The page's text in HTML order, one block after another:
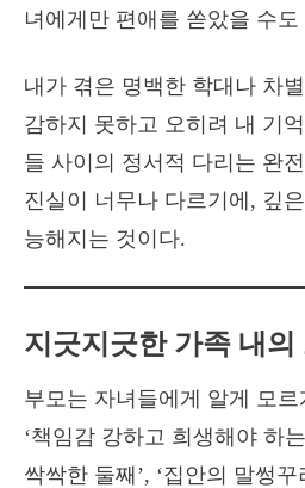
녀에게만 편애를 쏟았을 수도
내가 겪은 명백한 학대나 차
감하지 못하고 오히려 내 기
들 사이의 정서적 다리는 완
진실이 너무나 다르기에, 깊
능해지는 것이다.
지긋지긋한 가족 내
부모는 자녀들에게 알게 모
‘책임감 강하고 희생해야 하
싹싹한 둘째’, ‘집안의 말썽